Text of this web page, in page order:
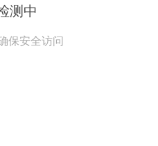
测中
保安全访问